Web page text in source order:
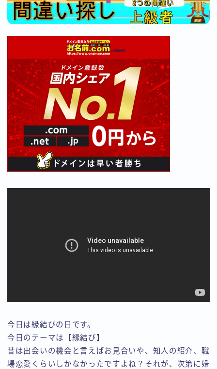
今日は縁結びの日です。
今日のテーマは【縁結び】
昔は出会いの機会と言えばお見合いや、知人の紹介、職
場恋愛くらいしかなかったですよね？それが、次第に婚